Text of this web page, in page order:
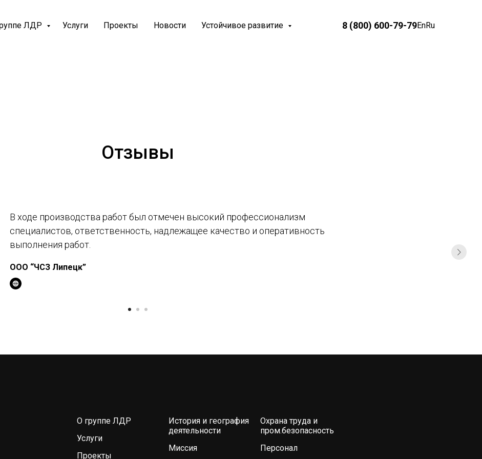
ЛДР Услуги Проекты Новости Устойчивое развитие 8 (800) 600-79-79EnRu
Отзывы
В ходе производства работ был отмечен высокий профессионализм
специалистов, ответственность, надлежащее качество и оперативность
выполнения работ.
ООО “ЧСЗ Липецк”
О группе ЛДР
Услуги
Проекты
История и география
деятельности
Миссия
Охрана труда и
пром.безопасность
Персонал